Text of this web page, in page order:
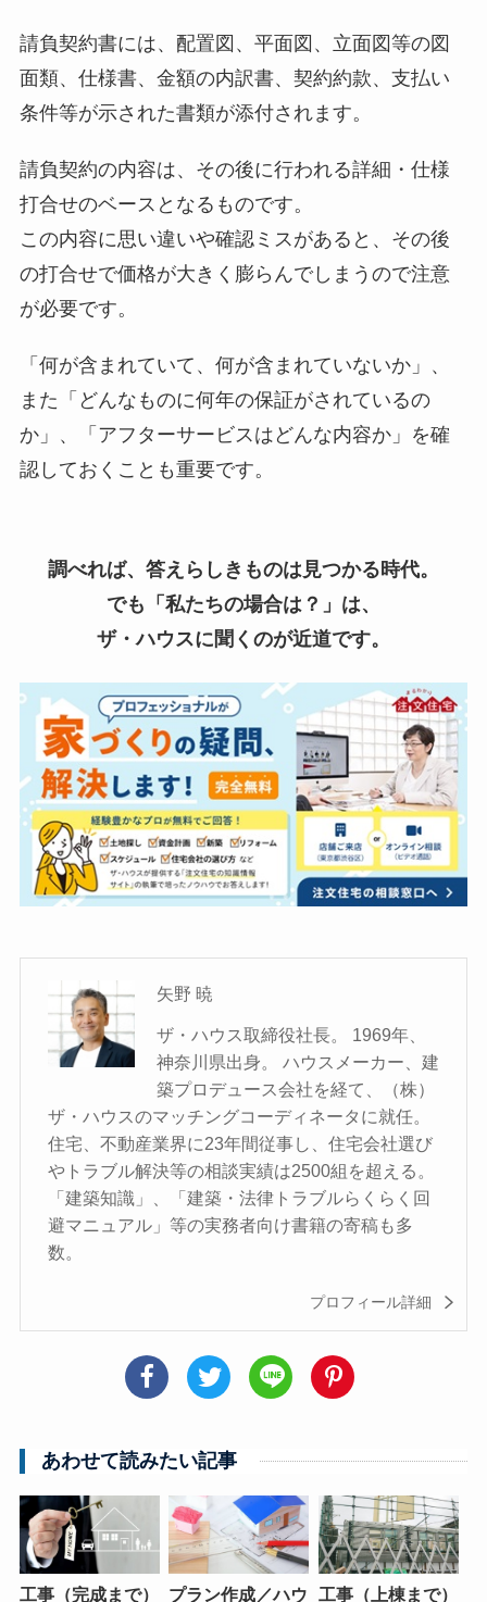
請負契約書には、配置図、平面図、立面図等の図
面類、仕様書、金額の内訳書、契約約款、支払い
条件等が示された書類が添付されます。
請負契約の内容は、その後に行われる詳細・仕様
打合せのベースとなるものです。
この内容に思い違いや確認ミスがあると、その後
の打合せで価格が大きく膨らんでしまうので注意
が必要です。
「何が含まれていて、何が含まれていないか」、
また「どんなものに何年の保証がされているの
か」、「アフターサービスはどんな内容か」を確
認しておくことも重要です。
調べれば、答えらしきものは見つかる時代。
でも「私たちの場合は？」は、
ザ・ハウスに聞くのが近道です。
矢野 暁
ザ・ハウス取締役社長。 1969年、
神奈川県出身。 ハウスメーカー、建
築プロデュース会社を経て、（株）
ザ・ハウスのマッチングコーディネータに就任。
住宅、不動産業界に23年間従事し、住宅会社選び
やトラブル解決等の相談実績は2500組を超える。
「建築知識」、「建築・法律トラブルらくらく回
避マニュアル」等の実務者向け書籍の寄稿も多
数。
プロフィール詳細
あわせて読みたい記事
工事（完成まで） プラン作成／ハウ 工事（上棟まで）